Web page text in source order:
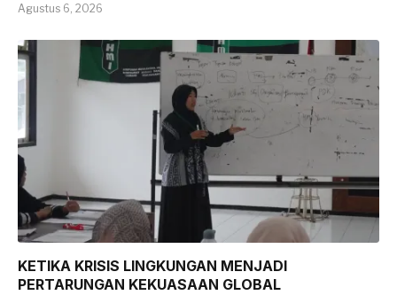
Agustus 6, 2026
KETIKA KRISIS LINGKUNGAN MENJADI
PERTARUNGAN KEKUASAAN GLOBAL